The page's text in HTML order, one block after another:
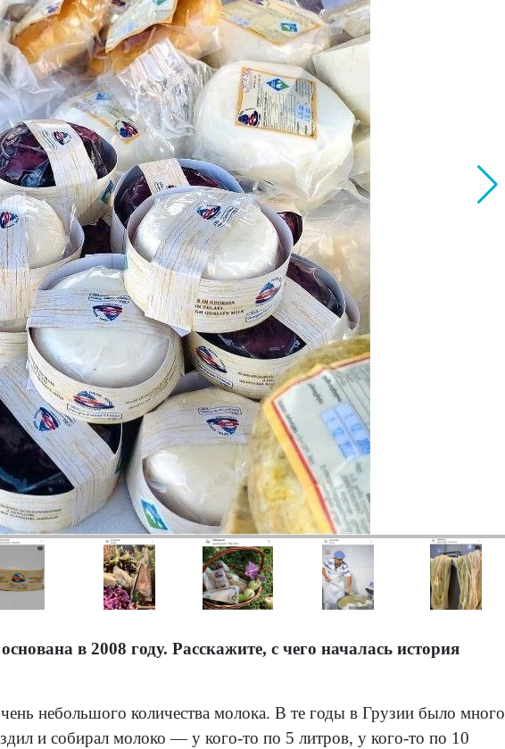
в 2008 году. Расскажите, с чего началась история
небольшого количества молока. В те годы в Грузии было много
и собирал молоко — у кого-то по 5 литров, у кого-то по 10